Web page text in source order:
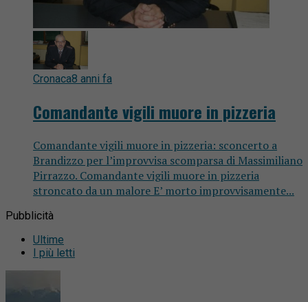
Cronaca8 anni fa
Comandante vigili muore in pizzeria
Comandante vigili muore in pizzeria: sconcerto a
Brandizzo per l’improvvisa scomparsa di Massimiliano
Pirrazzo. Comandante vigili muore in pizzeria
stroncato da un malore E’ morto improvvisamente...
Pubblicità
Ultime
I più letti